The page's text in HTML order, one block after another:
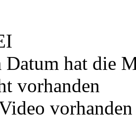
Datum hat die
vorhanden
vorhanden